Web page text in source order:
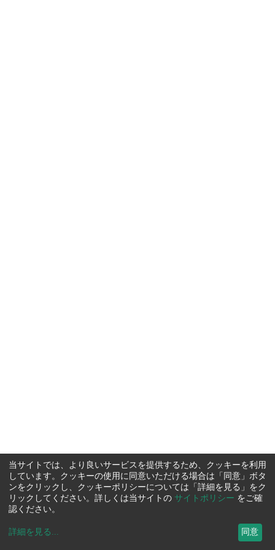
当サイトでは、より良いサービスを提供するため、クッキーを利用
しています。クッキーの使用に同意いただける場合は「同意」ボタ
ンをクリックし、クッキーポリシーについては「詳細を見る」をク
リックしてください。詳しくは当サイトの サイトポリシー をご確
認ください。
詳細を見る ... 同意